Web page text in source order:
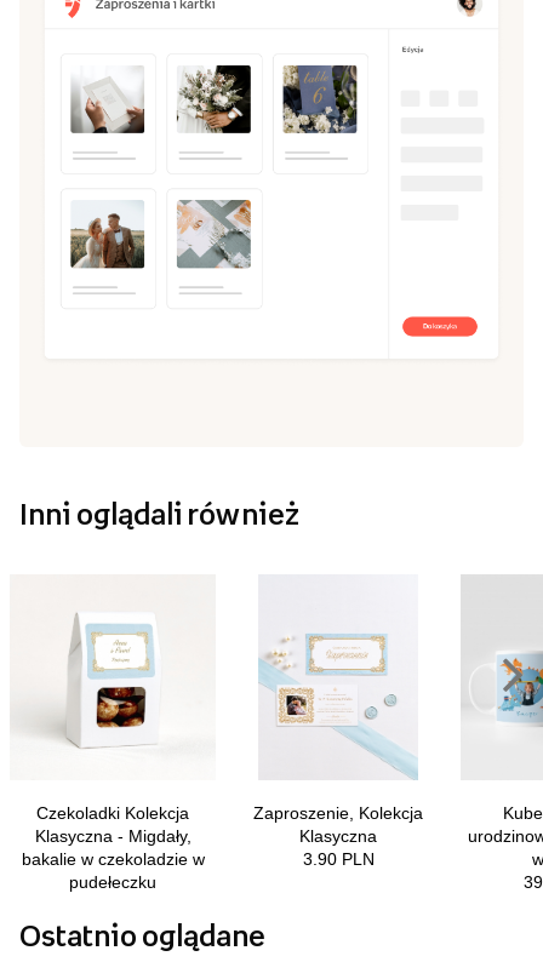
Inni oglądali również
Ostatnio oglądane